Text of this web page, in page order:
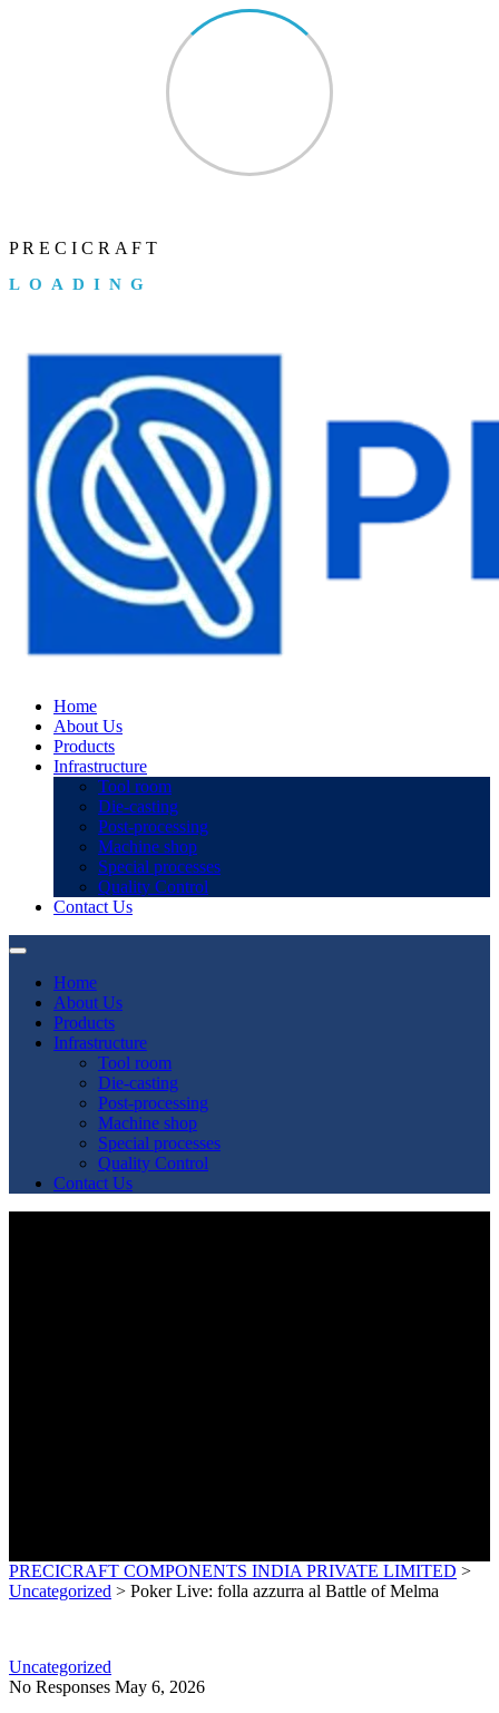
PR E C I C R A F T
LOADING
Home
About Us
Products
Infrastructure
Tool room
Die-casting
Post-processing
Machine shop
Special processes
Quality Control
Contact Us
Home
About Us
Products
Infrastructure
Tool room
Die-casting
Post-processing
Machine shop
Special processes
Quality Control
Contact Us
PRECICRAFT COMPONENTS INDIA PRIVATE LIMITED >
Uncategorized > Poker Live: folla azzurra al Battle of Melma
Uncategorized
No Responses May 6, 2026